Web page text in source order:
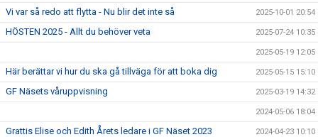
Vi var så redo att flytta - Nu blir det inte så 2025-10-01 20:54
HÖSTEN 2025 - Allt du behöver veta 2025-07-24 10:35
2025-05-19 12:05
Här berättar vi hur du ska gå tillväga för att boka dig 2025-05-15 15:10
GF Näsets våruppvisning 2025-03-19 14:32
2024-05-06 18:04
Grattis Elise och Edith Årets ledare i GF Näset 2023 2024-04-23 10:10